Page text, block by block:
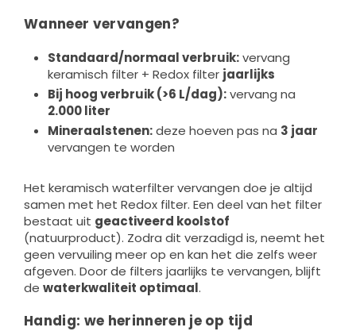
Wanneer vervangen?
Standaard/normaal verbruik:vervang
keramisch filter + Redox filter jaarlijks
Bij hoog verbruik (>6 L/dag):vervang na
2.000 liter
Mineraalstenen:deze hoeven pas na 3 jaar
vervangen te worden
Het keramisch waterfilter vervangen doe je altijd
samen met het Redox filter. Een deel van het filter
bestaat uit geactiveerd koolstof
(natuurproduct). Zodra dit verzadigd is, neemt het
geen vervuiling meer op en kan het die zelfs weer
afgeven. Door de filters jaarlijks te vervangen, blijft
de waterkwaliteit optimaal.
Handig: we herinneren je op tijd